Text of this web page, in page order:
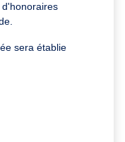
sera établie